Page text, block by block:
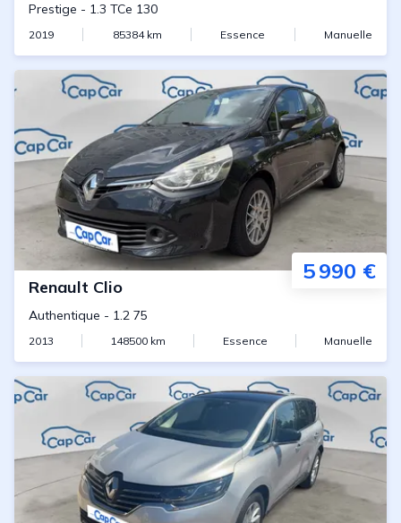
Prestige - 1.3 TCe 130
2019 85384km Essence Manuelle
5 990 €
Renault Clio
Authentique - 1.2 75
2013 148500 km Essence Manuelle